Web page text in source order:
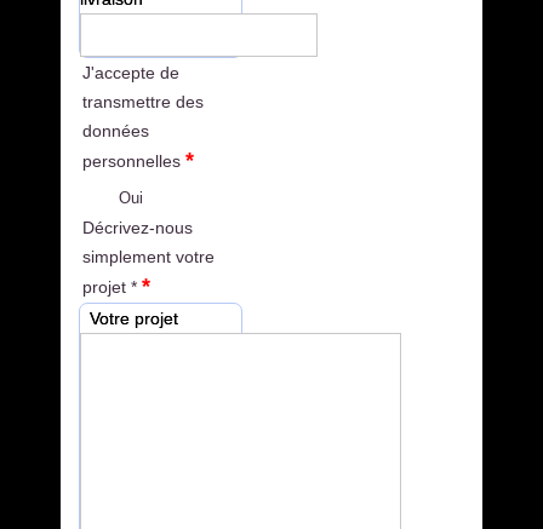
J'accepte de
transmettre des
données
personnelles *
Oui
Décrivez-nous
simplement votre
projet * *
Votre projet